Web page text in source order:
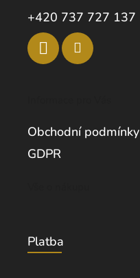
+420 737 727 137
Obchodní podmínky
GDPR
Platba